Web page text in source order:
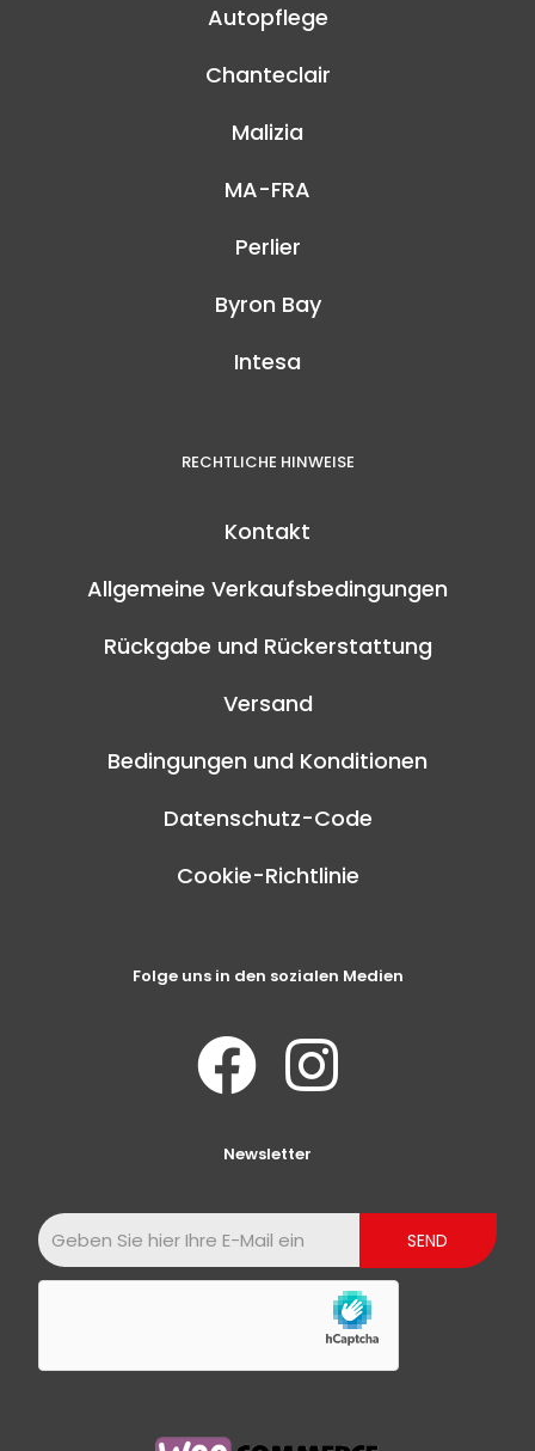
Autopflege
Chanteclair
Malizia
MA-FRA
Perlier
Byron Bay
Intesa
RECHTLICHE HINWEISE
Kontakt
Allgemeine Verkaufsbedingungen
Rückgabe und Rückerstattung
Versand
Bedingungen und Konditionen
Datenschutz-Code
Cookie-Richtlinie
Folge uns in den sozialen Medien
Newsletter